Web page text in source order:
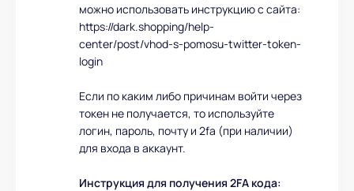
можно использовать инструкцию с сайта:
https://dark.shopping/help-
center/post/vhod-s-pomosu-twitter-token-
login
Если по каким либо причинам войти через
токен не получается, то используйте
логин, пароль, почту и 2fa (при наличии)
для входа в аккаунт.
Инструкция для получения 2FA кода: